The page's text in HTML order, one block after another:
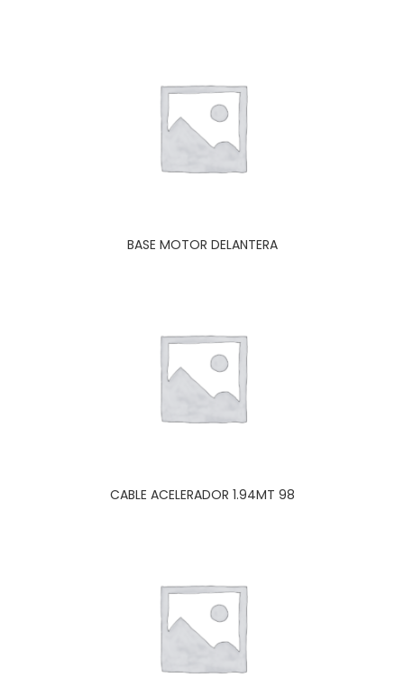
BASE MOTOR DELANTERA
CABLE ACELERADOR 1.94MT 98